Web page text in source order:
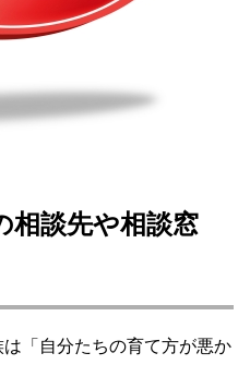
相談先や相談窓
「自分たちの育て方が悪か